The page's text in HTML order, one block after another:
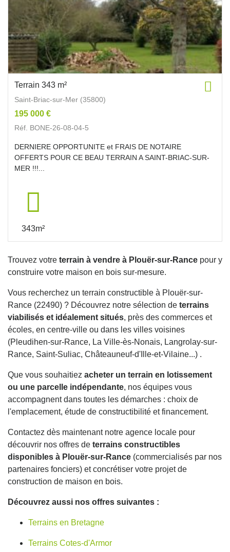
Terrain 343 m²
Saint-Briac-sur-Mer (35800)
195 000 €
Réf. BONE-26-08-04-5
DERNIERE OPPORTUNITE et FRAIS DE NOTAIRE
OFFERTS POUR CE BEAU TERRAIN A SAINT-BRIAC-SUR-
MER !!!...
343m²
Trouvez votre terrain à vendre à Plouër-sur-Rance pour y
construire votre maison en bois sur-mesure.
Vous recherchez un terrain constructible à Plouër-sur-
Rance (22490) ? Découvrez notre sélection de terrains
viabilisés et idéalement situés, près des commerces et
écoles, en centre-ville ou dans les villes voisines
(Pleudihen-sur-Rance, La Ville-ès-Nonais, Langrolay-sur-
Rance, Saint-Suliac, Châteauneuf-d'Ille-et-Vilaine...) .
Que vous souhaitiez acheter un terrain en lotissement
ou une parcelle indépendante, nos équipes vous
accompagnent dans toutes les démarches : choix de
l'emplacement, étude de constructibilité et financement.
Contactez dès maintenant notre agence locale pour
découvrir nos offres de terrains constructibles
disponibles à Plouër-sur-Rance (commercialisés par nos
partenaires fonciers) et concrétiser votre projet de
construction de maison en bois.
Découvrez aussi nos offres suivantes :
Terrains en Bretagne
Terrains Cotes-d'Armor